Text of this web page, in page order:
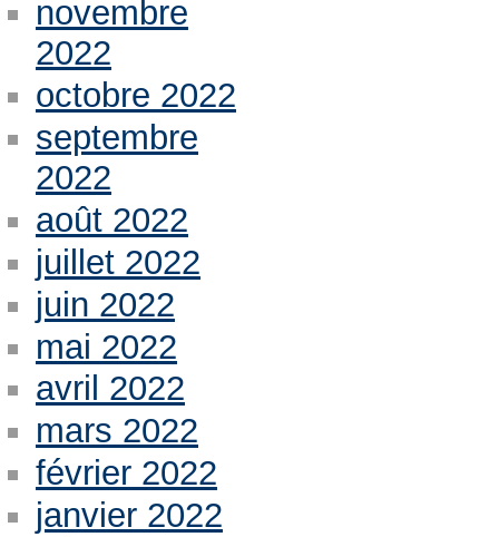
novembre
2022
octobre 2022
septembre
2022
août 2022
juillet 2022
juin 2022
mai 2022
avril 2022
mars 2022
février 2022
janvier 2022